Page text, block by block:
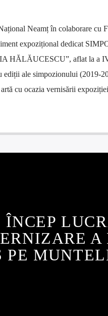
Neamț în colaborare cu
expozițional dedicat
HĂLĂUCESCU”, aflat la a
ediții ale simpozionului (2019-
cu ocazia vernisării
ÎNCEP
PE